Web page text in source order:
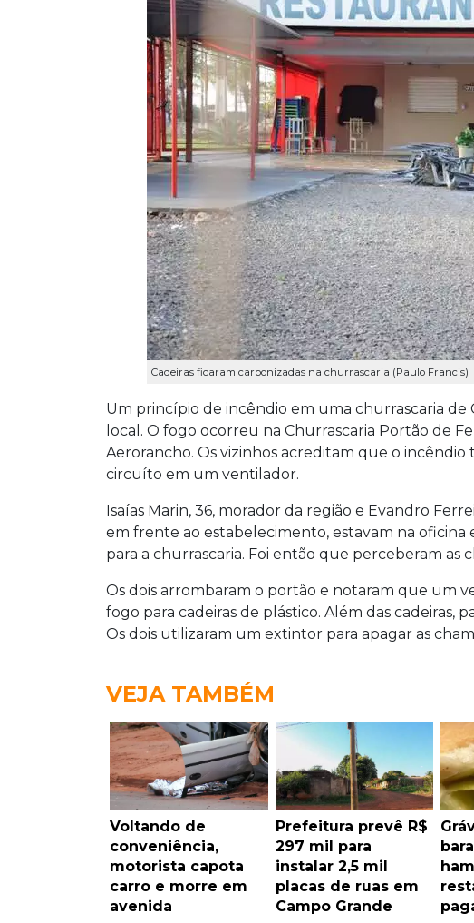
Cadeiras ficaram carbonizadas na churrascaria (Paulo Francis)
Um princípio de incêndio em uma churrascaria de
local. O fogo ocorreu na Churrascaria Portão de
Aerorancho. Os vizinhos acreditam que o
circuíto em um ventilador.
Isaías Marin, 36, morador da região e Evandro
em frente ao estabelecimento, estavam na oficina
para a churrascaria. Foi então que perceberam as
Os dois arrombaram o portão e notaram que um
fogo para cadeiras de plástico. Além das cadeiras,
Os dois utilizaram um extintor para apagar as
VEJA TAMBÉM
Voltando de
conveniência,
motorista capota
carro e morre em
avenida
Prefeitura prevê R$
297 mil para
instalar 2,5 mil
placas de ruas em
Campo Grande